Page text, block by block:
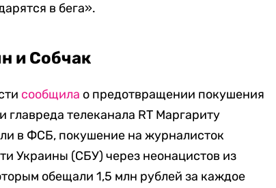
в бега».
и Собчак
сообщила о предотвращении покушения
телеканала RT Маргариту
в ФСБ, покушение на журналисток
Украины (СБУ) через неонацистов из
обещали 1,5 млн рублей за каждое